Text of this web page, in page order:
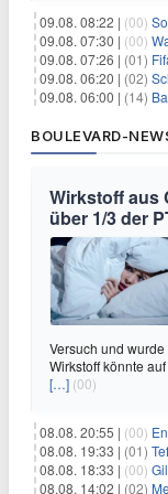
09.08. 08:22 | (00)
09.08. 07:30 | (00)
09.08. 07:26 | (01)
09.08. 06:20 | (02)
09.08. 06:00 | (14)
BOULEVARD-
Wirkstoff aus
über 1/3 der
Versuch und
Wirkstoff könnte
[…] (00)
08.08. 20:55 | (00)
08.08. 19:33 | (01)
08.08. 18:33 | (00)
08.08. 14:02 | (02)